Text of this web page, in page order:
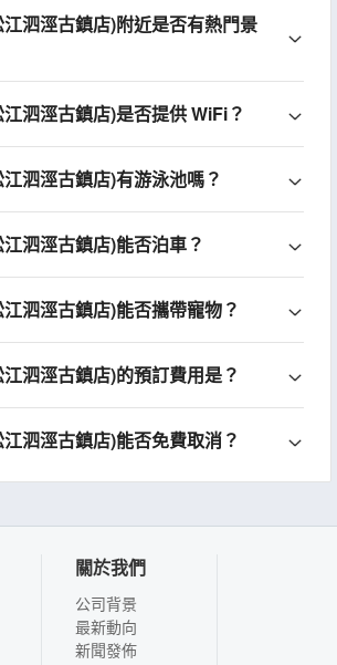
泗涇古鎮店)附近是否有熱門景
泗涇古鎮店)是否提供 WiFi？
泗涇古鎮店)有游泳池嗎？
泗涇古鎮店)能否泊車？
泗涇古鎮店)能否攜帶寵物？
泗涇古鎮店)的預訂費用是？
泗涇古鎮店)能否免費取消？
關於我們
公司背景
最新動向
新聞發佈